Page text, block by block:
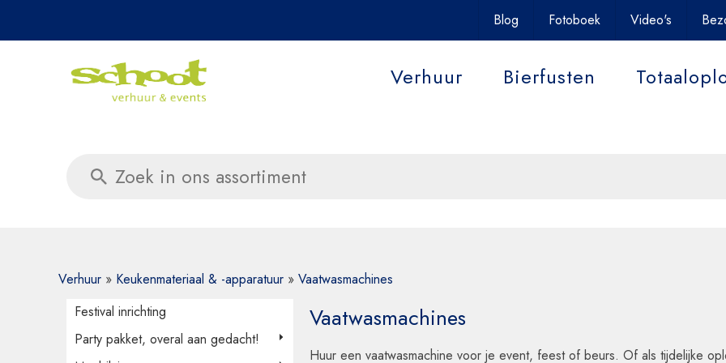
Blog Fotoboek Video's
Verhuur Bierfusten
Daag ons uit uw event onvergetelijk
Verhuur » Keukenmateriaal & -apparatuur » Vaatwasmachines
Festival inrichting
Party pakket, overal aan gedacht!
Vaatwasmachines
Huur een vaatwasmachine voor je event, feest of beurs. Of als tijdelijke